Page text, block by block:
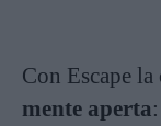
Con Escape la
mente aperta